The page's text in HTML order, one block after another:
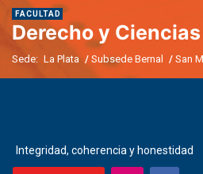
FACULTAD
Derecho y
Sede: La Plata / Subsede Bernal / San
Integridad, coherencia y honestidad